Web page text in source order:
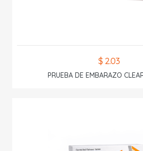
$ 2.03
PRUEBA DE EMBARAZO